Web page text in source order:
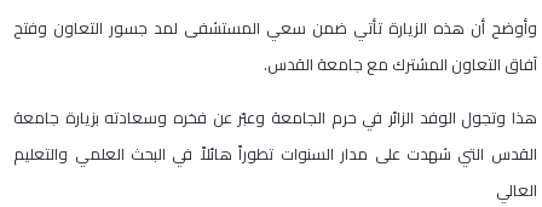
وأوضح أن هذه الزيارة تأتي ضمن سعي المستشفى لمد جسور التعاون وفتح
آفاق التعاون المشترك مع جامعة القدس.
هذا وتجول الوفد الزائر في حرم الجامعة وعبّر عن فخره وسعادته بزيارة جامعة
القدس التي شهدت على مدار السنوات تطوراً هائلاً في البحث العلمي والتعليم
العالي